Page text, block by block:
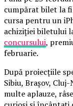
cumpărat bilet la
cursa pentru un
achiziției biletului
concursului,
februarie.
După proiecțiile
Sibiu, Brașov,
multe aplauze,